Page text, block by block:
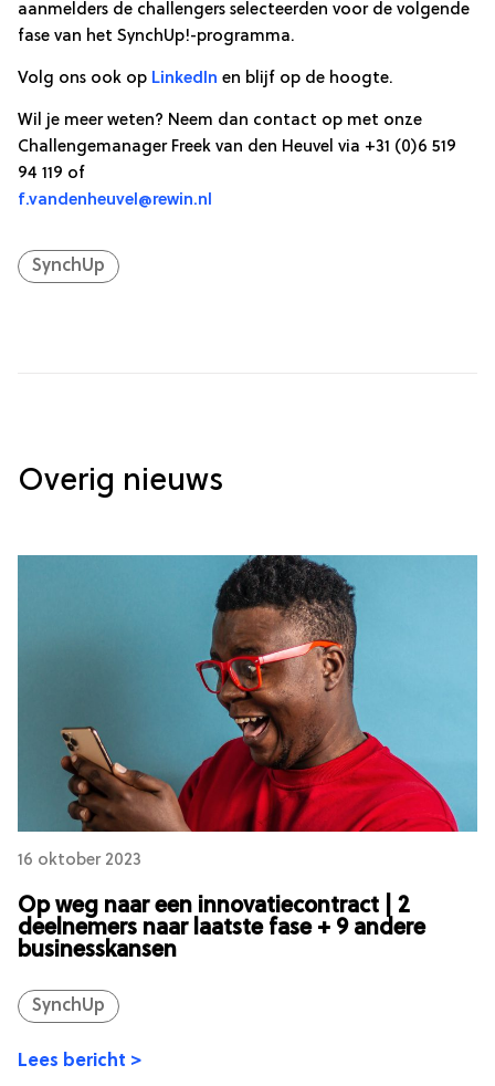
aanmelders de challengers selecteerden voor de volgende
fase van het SynchUp!-programma.
Volg ons ook op LinkedIn en blijf op de hoogte.
Wil je meer weten? Neem dan contact op met onze
Challengemanager Freek van den Heuvel via +31 (0)6 519
94 119 of
f.vandenheuvel@rewin.nl
SynchUp
Overig nieuws
16 oktober 2023
Op weg naar een innovatiecontract | 2
deelnemers naar laatste fase + 9 andere
businesskansen
SynchUp
Lees bericht >